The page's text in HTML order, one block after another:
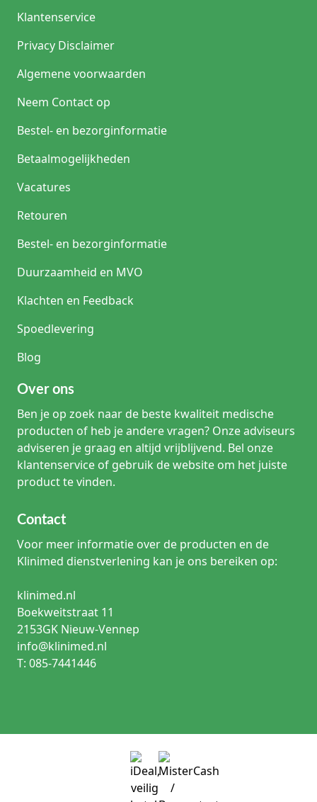
Klantenservice
Privacy Disclaimer
Algemene voorwaarden
Neem Contact op
Bestel- en bezorginformatie
Betaalmogelijkheden
Vacatures
Retouren
Bestel- en bezorginformatie
Duurzaamheid en MVO
Klachten en Feedback
Spoedlevering
Blog
Over ons
Ben je op zoek naar de beste kwaliteit medische
producten of heb je andere vragen? Onze adviseurs
adviseren je graag en altijd vrijblijvend. Bel onze
klantenservice of gebruik de website om het juiste
product te vinden.
Contact
Voor meer informatie over de producten en de
Klinimed dienstverlening kan je ons bereiken op:
klinimed.nl
Boekweitstraat 11
2153GK Nieuw-Vennep
info@klinimed.nl
T: 085-7441446